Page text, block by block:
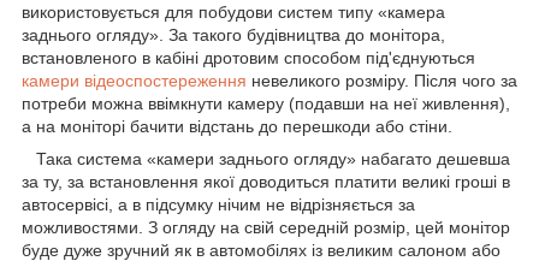
використовується для побудови систем типу «камера
заднього огляду». За такого будівництва до монітора,
встановленого в кабіні дротовим способом під'єднуються
камери відеоспостереження невеликого розміру. Після чого за
потреби можна ввімкнути камеру (подавши на неї живлення),
а на моніторі бачити відстань до перешкоди або стіни.
Така система «камери заднього огляду» набагато дешевша
за ту, за встановлення якої доводиться платити великі гроші в
автосервісі, а в підсумку нічим не відрізняється за
можливостями. З огляду на свій середній розмір, цей монітор
буде дуже зручний як в автомобілях із великим салоном або